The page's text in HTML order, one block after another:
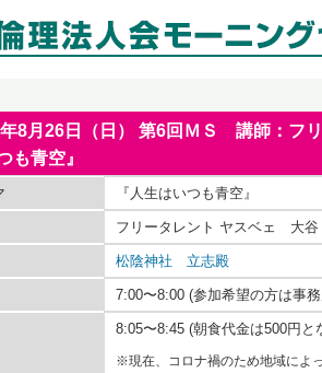
8月26日（日） 第6回ＭＳ 講師：フ
も青空』
『人生はいつも青空』
フリータレント ヤスベェ 大谷
松陰神社 立志殿
7:00〜8:00 (参加希望の方は事
8:05〜8:45 (朝食代金は500円と
※現在、コロナ禍のため地域によ